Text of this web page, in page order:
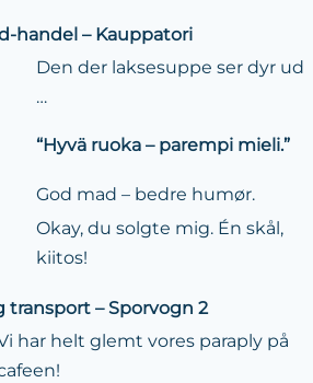
handel – Kauppatori
Den der laksesuppe ser dyr ud
…
“Hyvä ruoka – parempi mieli.”
God mad – bedre humør.
Okay, du solgte mig. Én skål,
kiitos!
transport – Sporvogn 2
har helt glemt vores paraply på